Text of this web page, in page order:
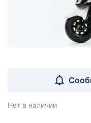
Нет в наличии